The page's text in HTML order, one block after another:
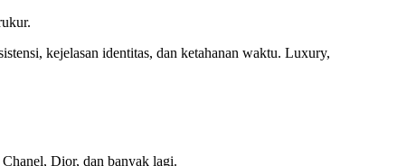
kejelasan identitas, dan ketahanan waktu. Luxury,
Dior, dan banyak lagi.